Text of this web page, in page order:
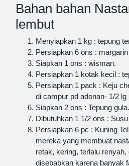
Bahan bahan
lembut
Menyiapkan 1 kg : tepung
Persiapkan 6 ons :
Siapkan 1 ons : wisman.
Persiapkan 1 kotak kecil :
Persiapkan 1 pack : Keju
di campur pd adonan- 1/2 lg
Siapkan 2 ons : Tepung gula.
Dibutuhkan 1 1/2 ons :
Persiapkan 6 pc : Kuning
mereka yang membuat
retak, kering, terlalu
disebabkan karena banyak